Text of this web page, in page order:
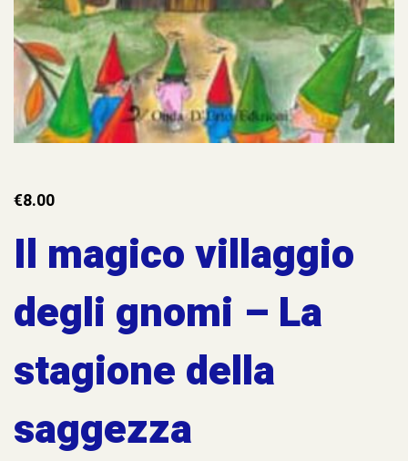
Il magico villaggio
degli gnomi – La
stagione della
saggezza
€8.00